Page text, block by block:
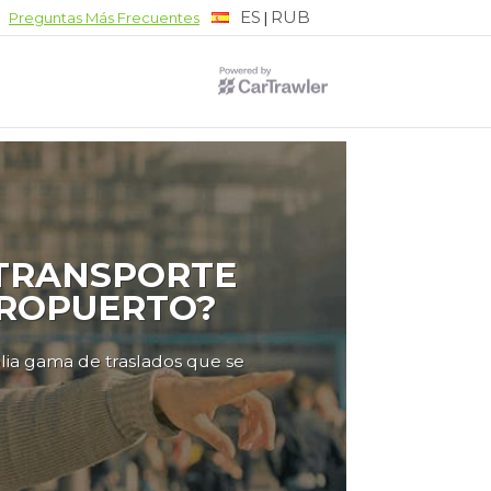
Preguntas Más Frecuentes ES | RUB
gama de traslados que se